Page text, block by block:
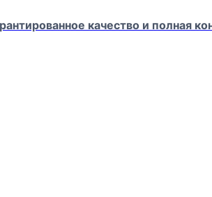
качество и полная